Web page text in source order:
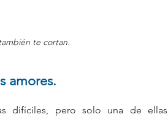
te cortan.
amores.